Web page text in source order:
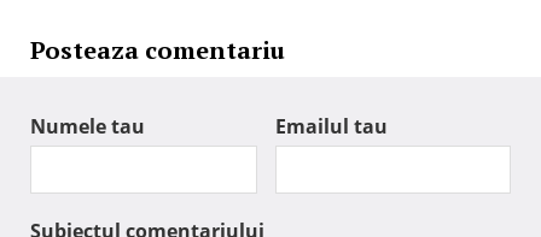
Posteaza comentariu
Numele tau Emailul tau
Subiectul comentariului